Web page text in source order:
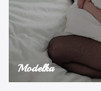
Modelka